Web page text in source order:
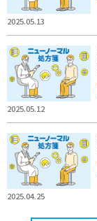
2025.05.13
2025.05.12
2025.04.25